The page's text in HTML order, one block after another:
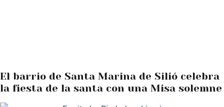
El barrio de Santa Marina de Silió celebra
la fiesta de la santa con una Misa solemne